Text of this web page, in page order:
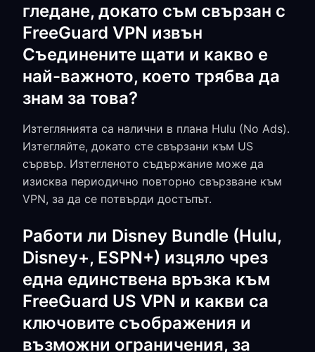
гледане, докато съм свързан с
FreeGuard VPN извън
Съединените щати и какво е
най-важното, което трябва да
знам за това?
Изтеглянията са налични в плана Hulu (No Ads).
Изтегляйте, докато сте свързани към US
сървър. Изтегленото съдържание може да
изисква периодично повторно свързване към
VPN, за да се потвърди достъпът.
Работи ли Disney Bundle (Hulu,
Disney+, ESPN+) изцяло чрез
една единствена връзка към
FreeGuard US VPN и какви са
ключовите съображения и
възможни ограничения, за